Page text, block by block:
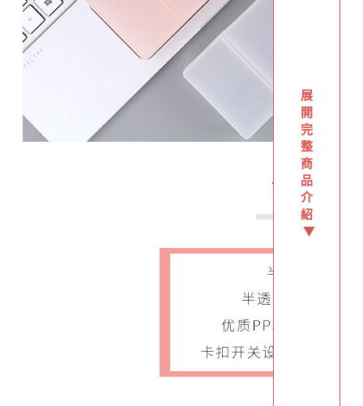
展
開
完
整
商
品
介
紹
▼